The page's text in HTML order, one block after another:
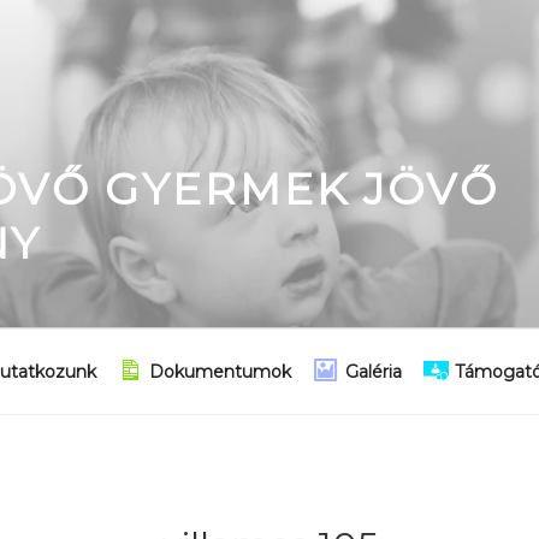
GYERMEK JÖVŐ
Dokumentumok Galéria